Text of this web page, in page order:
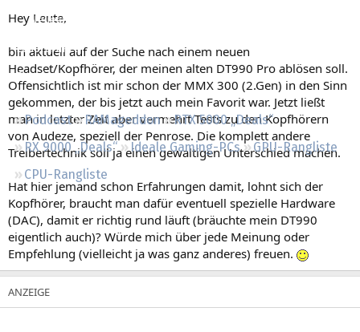
Neueste Aktivitäten
Leserartikel
Regeln
Podcast RAMageddon
RTX 5000 „Deals“
RX 9000 „Deals“
Ideale Gaming-PCs
GPU-Rangliste
CPU-Rangliste
Hey Leute,
bin aktuell auf der Suche nach einem neuen
Headset/Kopfhörer, der meinen alten DT990 Pro ablösen soll.
Offensichtlich ist mir schon der MMX 300 (2.Gen) in den Sinn
gekommen, der bis jetzt auch mein Favorit war. Jetzt ließt
man in letzter Zeit aber vermehrt Tests zu den Kopfhörern
von Audeze, speziell der Penrose. Die komplett andere
Treibertechnik soll ja einen gewaltigen Unterschied machen.
Hat hier jemand schon Erfahrungen damit, lohnt sich der
Kopfhörer, braucht man dafür eventuell spezielle Hardware
(DAC), damit er richtig rund läuft (bräuchte mein DT990
eigentlich auch)? Würde mich über jede Meinung oder
Empfehlung (vielleicht ja was ganz anderes) freuen.